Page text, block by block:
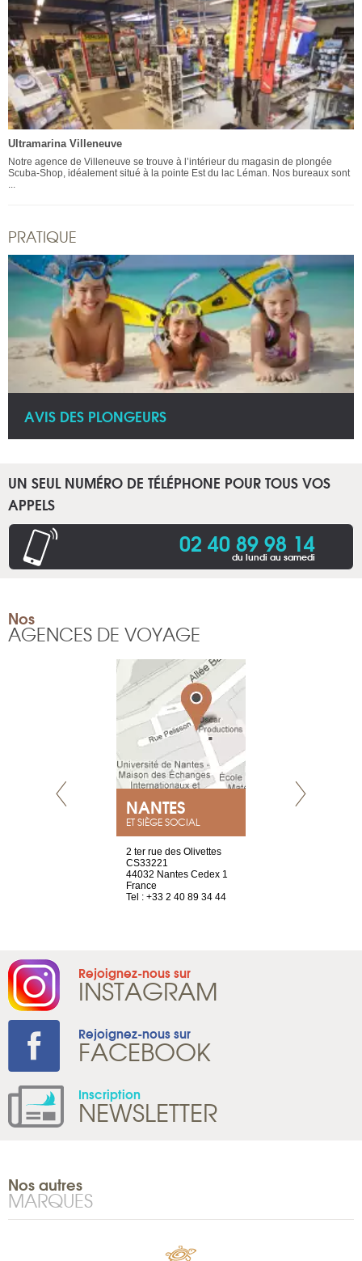
Ultramarina Villeneuve
Notre agence de Villeneuve se trouve à l’intérieur du magasin de plongée
Scuba-Shop, idéalement situé à la pointe Est du lac Léman. Nos bureaux sont
PRATIQUE
AVIS DES PLONGEURS
UN SEUL NUMÉRO DE TÉLÉPHONE POUR TOUS VOS
APPELS
02 40 89 98 14
du lundi au samedi
Nos
AGENCES DE VOYAGE
NANTES
ET SIÈGE SOCIAL
2 ter rue des Olivettes
CS33221
44032 Nantes Cedex 1
France
Tel : +33 2 40 89 34 44
Rejoignez-nous sur
INSTAGRAM
Rejoignez-nous sur
FACEBOOK
Inscription
NEWSLETTER
Nos autres
MARQUES